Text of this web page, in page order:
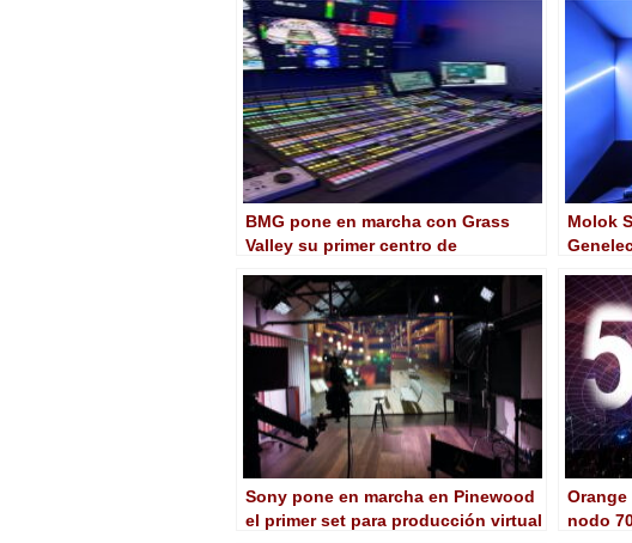
BMG pone en marcha con Grass
Valley su primer centro de
Molok
Sony pone en marcha en Pinewood
el primer set para producción virtual
nodo